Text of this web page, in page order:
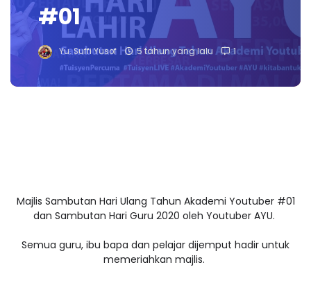
#01
Yu. Suffi Yusof 5 tahun yang lalu 1
Majlis Sambutan Hari Ulang Tahun Akademi Youtuber #01
dan Sambutan Hari Guru 2020 oleh Youtuber AYU.
Semua guru, ibu bapa dan pelajar dijemput hadir untuk
memeriahkan majlis.